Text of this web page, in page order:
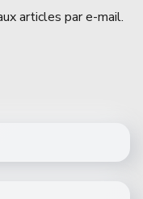
articles par e-mail.